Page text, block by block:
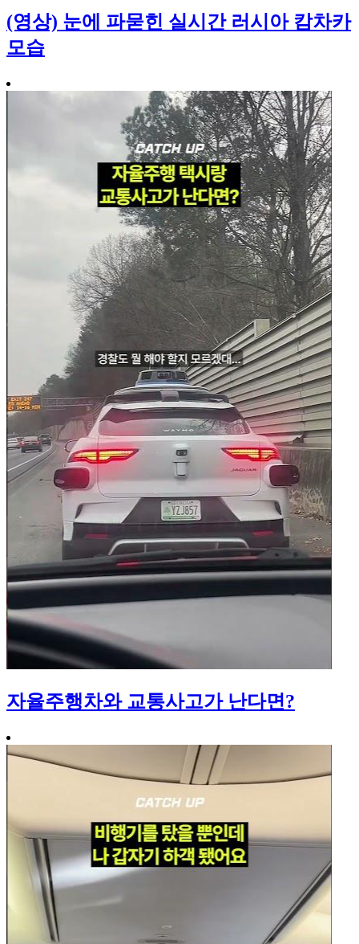
(영상) 눈에 파묻힌 실시간 러시아 캄차카
모습
자율주행차와 교통사고가 난다면?